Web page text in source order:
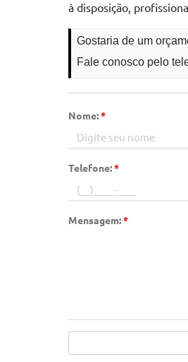
à disposição,
Gostaria de um
Fale conosco pelo
Nome:*
Telefone:*
Mensagem:*